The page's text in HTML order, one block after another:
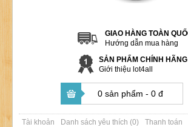
GIAO HÀNG TOÀN
Hướng dẫn mua hàng
SẢN PHẨM CHÍNH HÃNG
Giới thiệu lot4all
0 sản phẩm - 0 đ
Tài khoản Danh sách yêu thích (0) Thanh toán